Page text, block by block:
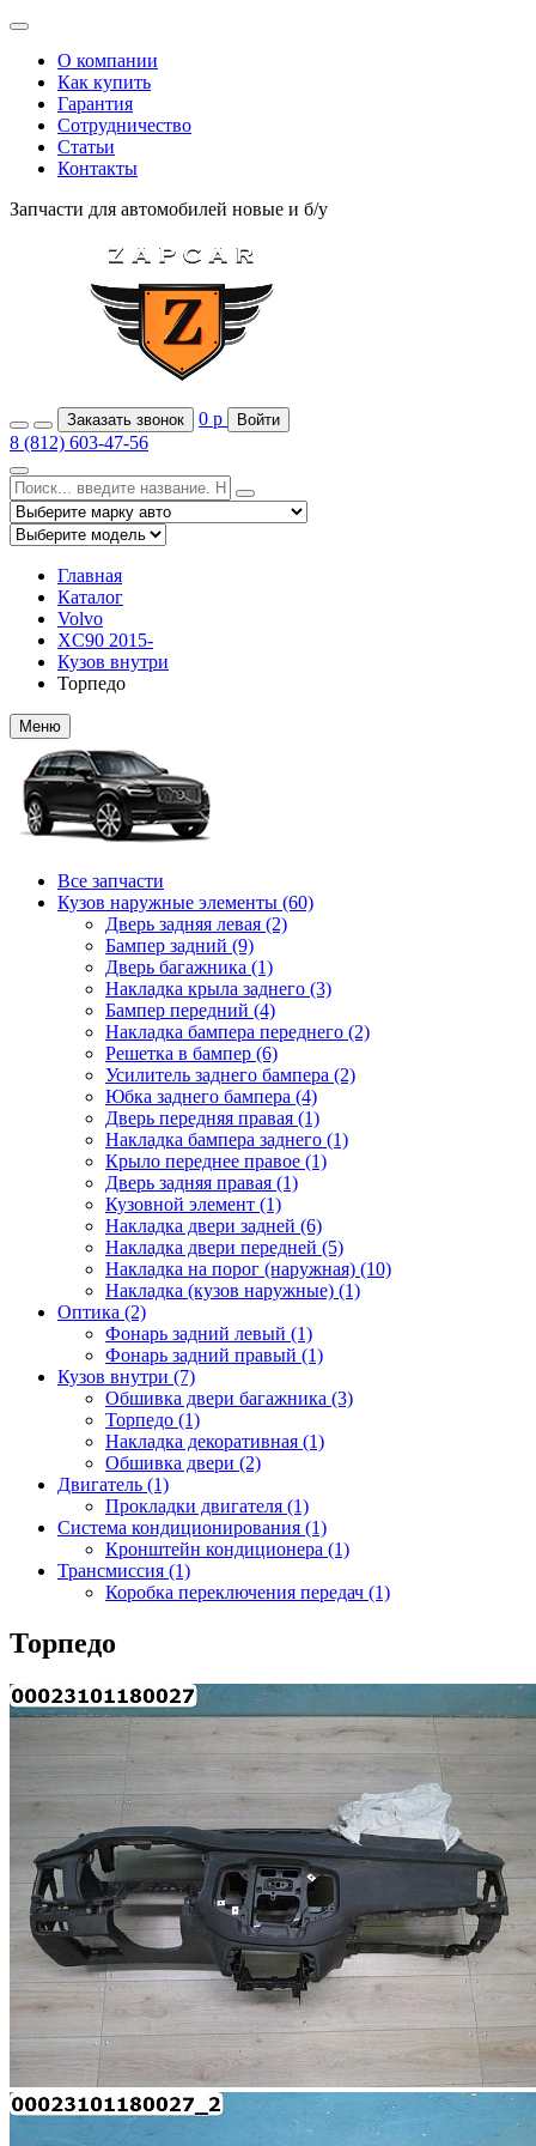
О компании
Как купить
Гарантия
Сотрудничество
Статьи
Контакты
Запчасти для автомобилей новые и б/у
Заказать звонок 0 р Войти
8 (812) 603-47-56
Главная
Каталог
Volvo
XC90 2015-
Кузов внутри
Торпедо
Меню
Все запчасти
Кузов наружные элементы (60)
Дверь задняя левая (2)
Бампер задний (9)
Дверь багажника (1)
Накладка крыла заднего (3)
Бампер передний (4)
Накладка бампера переднего (2)
Решетка в бампер (6)
Усилитель заднего бампера (2)
Юбка заднего бампера (4)
Дверь передняя правая (1)
Накладка бампера заднего (1)
Крыло переднее правое (1)
Дверь задняя правая (1)
Кузовной элемент (1)
Накладка двери задней (6)
Накладка двери передней (5)
Накладка на порог (наружная) (10)
Накладка (кузов наружные) (1)
Оптика (2)
Фонарь задний левый (1)
Фонарь задний правый (1)
Кузов внутри (7)
Обшивка двери багажника (3)
Торпедо (1)
Накладка декоративная (1)
Обшивка двери (2)
Двигатель (1)
Прокладки двигателя (1)
Система кондиционирования (1)
Кронштейн кондиционера (1)
Трансмиссия (1)
Коробка переключения передач (1)
Торпедо